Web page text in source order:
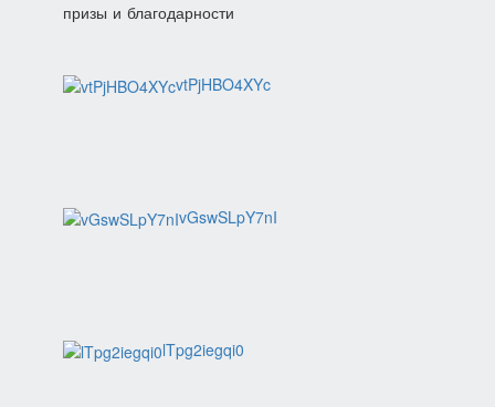
призы и благодарности
vtPjHBO4XYc
vGswSLpY7nI
lTpg2iegqi0